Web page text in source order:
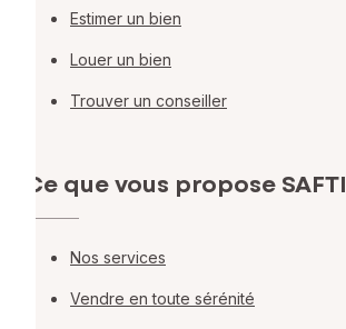
Estimer un bien
Louer un bien
Trouver un conseiller
Ce que vous propose SAFTI
Nos services
Vendre en toute sérénité